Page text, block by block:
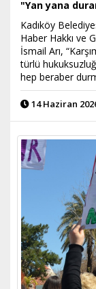
"Yan yana
Kadıköy
Haber Hakkı ve
İsmail Arı,
türlü
hep beraber
14 Haziran